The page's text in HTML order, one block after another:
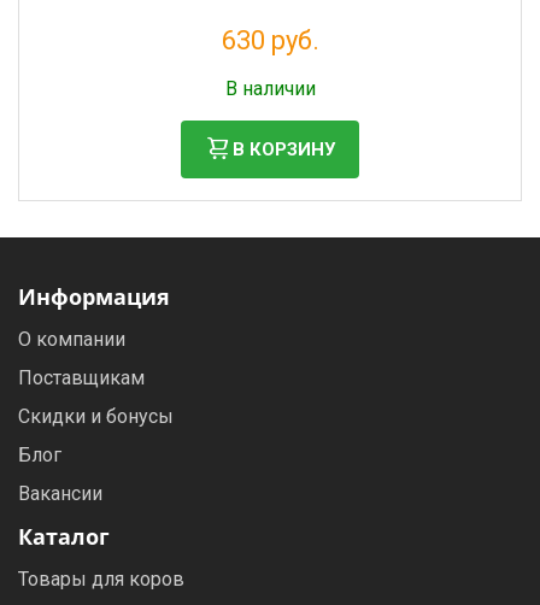
630 руб.
В наличии
В КОРЗИНУ
Информация
О компании
Поставщикам
Скидки и бонусы
Блог
Вакансии
Каталог
Товары для коров